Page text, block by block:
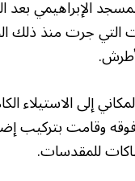
الإبراهيمي بعد
أن عدد الاقتحامات التي
إلى الاستيلاء
وقامت بتركيب
للمقدسات.